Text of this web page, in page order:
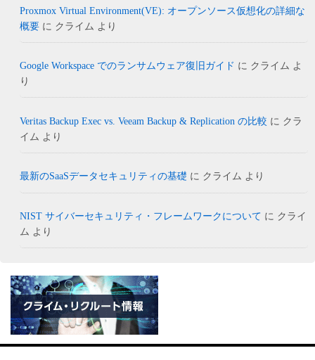
Proxmox Virtual Environment(VE): オープンソース仮想化の詳細な
概要 に クライム より
Google Workspace でのランサムウェア復旧ガイド に クライム よ
り
Veritas Backup Exec vs. Veeam Backup & Replication の比較 に クラ
イム より
最新のSaaSデータセキュリティの基礎 に クライム より
NIST サイバーセキュリティ・フレームワークについて に クライ
ム より